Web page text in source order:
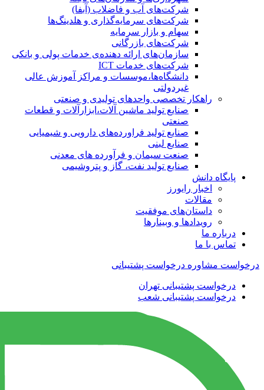
شرکت‌های آب و فاضلاب (آبفا)
شرکت‌های سرمایه‌گذاری و هلدینگ‌ها
سهام و بازار سرمایه
شرکت‌های بازرگانی
سازمان‌های ارائه دهنده‌ی خدمات پولی و بانکی
شرکت‌های خدمات ICT
دانشگاه‌ها،موسسات و مراکز آموزش عالی
غیردولتی
راهکار تخصصی واحدهای تولیدی و صنعتی
صنایع توليد ماشين آلات،ابزارآلات و قطعات
صنعتی
صنایع تولید فراورده‌های دارویی و شیمیایی
صنایع لبنی
صنعت سیمان و فرآورده های معدنی
صنایع تولید نفت، گاز و پتروشيمی
پایگاه دانش
اخبار رایورز
مقالات
داستان‌های موفقیت
رویدادها و وبینارها
درباره ما
تماس با ما
درخواست مشاوره درخواست پشتیبانی
درخواست پشتیبانی تهران
درخواست پشتیبانی شعب